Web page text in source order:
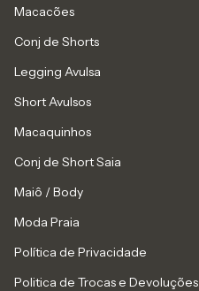
Macacões
Conj de Shorts
Legging Avulsa
Short Avulsos
Macaquinhos
Conj de Short Saia
Maiô / Body
Moda Praia
Política de Privacidade
Politica de Trocas e Devoluções